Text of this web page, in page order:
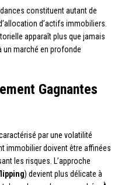
constituent autant de
d’actifs immobiliers.
apparaît plus que jamais
un marché en profonde
Gagnantes
par une volatilité
immobilier doivent être affinées
les risques. L’approche
) devient plus délicate à